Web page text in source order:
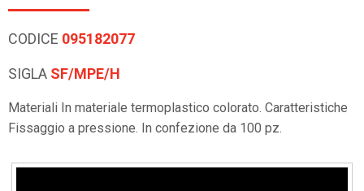
CODICE 095182077
SIGLA SF/MPE/H
Materiali In materiale termoplastico colorato. Caratteristiche
Fissaggio a pressione. In confezione da 100 pz.